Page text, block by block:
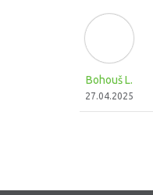
Bohouš L.
27.04.2025